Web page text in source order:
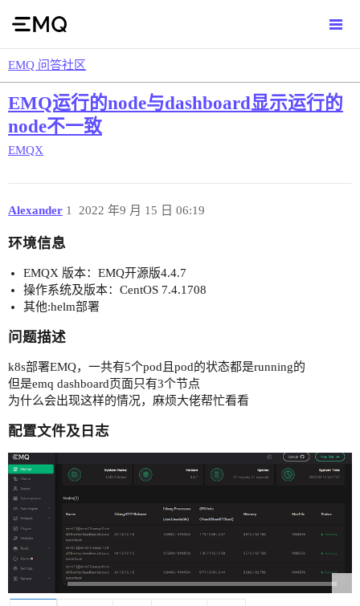
EMQ 问答社区
EMQ运行的node与dashboard显示运行的
node不一致
EMQX
Alexander 2022 年9 月 15 日 06:19
1
环境信息
EMQX 版本：EMQ开源版4.4.7
操作系统及版本：CentOS 7.4.1708
其他:helm部署
问题描述
k8s部署EMQ，一共有5个pod且pod的状态都是running的
但是emq dashboard页面只有3个节点
为什么会出现这样的情况，麻烦大佬帮忙看看
配置文件及日志